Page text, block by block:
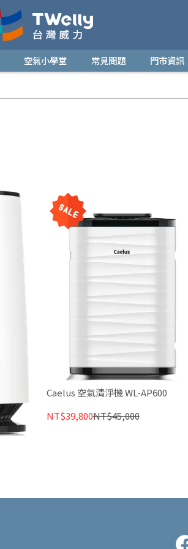
空氣小學堂 常見問題 門市資訊
Caelus 空氣清淨機 WL-AP600
NT$39,800NT$45,000